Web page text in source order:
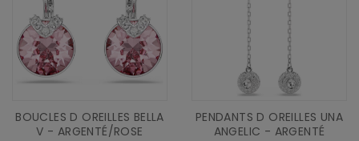
BOUCLES D OREILLES BELLA
V - ARGENTÉ/ROSE
PENDANTS D OREILLES UNA
ANGELIC - ARGENTÉ